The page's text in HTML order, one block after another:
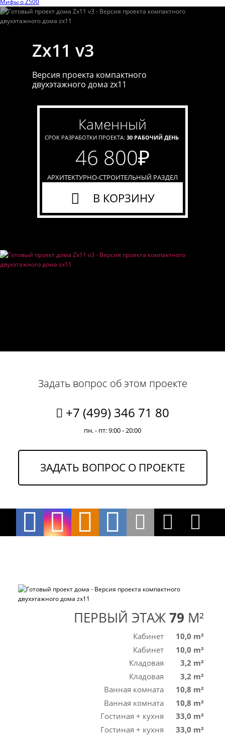
Мифы o Z500
Zx11 v3
Версия проекта компактного
двухэтажного дома zx11
каменный
СРОК РАЗРАБОТКИ ПРОЕКТА: 30 РАБОЧИЙ ДЕНЬ
46 800₽
АРХИТЕКТУРНО-СТРОИТЕЛЬНЫЙ РАЗДЕЛ
В КОРЗИНУ
Задать вопрос об этом проекте
+7 (499) 346 71 80
пн. - пт: 9:00 - 20:00
ЗАДАТЬ ВОПРОС О ПРОЕКТЕ
ПЕРВЫЙ ЭТАЖ79 M²
Кабинет
10,0 m²
Кабинет
10,0 m²
Кладовая
3,2 m²
Кладовая
3,2 m²
Ванная комната
10,8 m²
Ванная комната
10,8 m²
Гостиная + кухня
33,0 m²
Гостиная + кухня
33,0 m²